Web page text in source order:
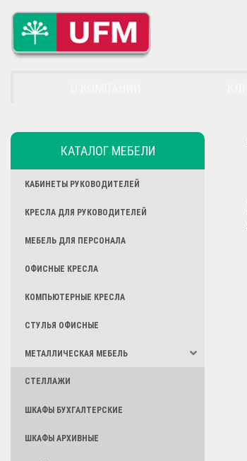
КАТАЛОГ МЕБЕЛИ
КАБИНЕТЫ РУКОВОДИТЕЛЕЙ
КРЕСЛА ДЛЯ РУКОВОДИТЕЛЕЙ
МЕБЕЛЬ ДЛЯ ПЕРСОНАЛА
ОФИСНЫЕ КРЕСЛА
КОМПЬЮТЕРНЫЕ КРЕСЛА
СТУЛЬЯ ОФИСНЫЕ
МЕТАЛЛИЧЕСКАЯ МЕБЕЛЬ
СТЕЛЛАЖИ
ШКАФЫ БУХГАЛТЕРСКИЕ
ШКАФЫ АРХИВНЫЕ